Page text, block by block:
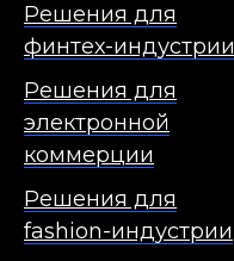
Решения для
финтех-индустрии
Решения для
электронной
коммерции
Решения для
fashion-индустрии